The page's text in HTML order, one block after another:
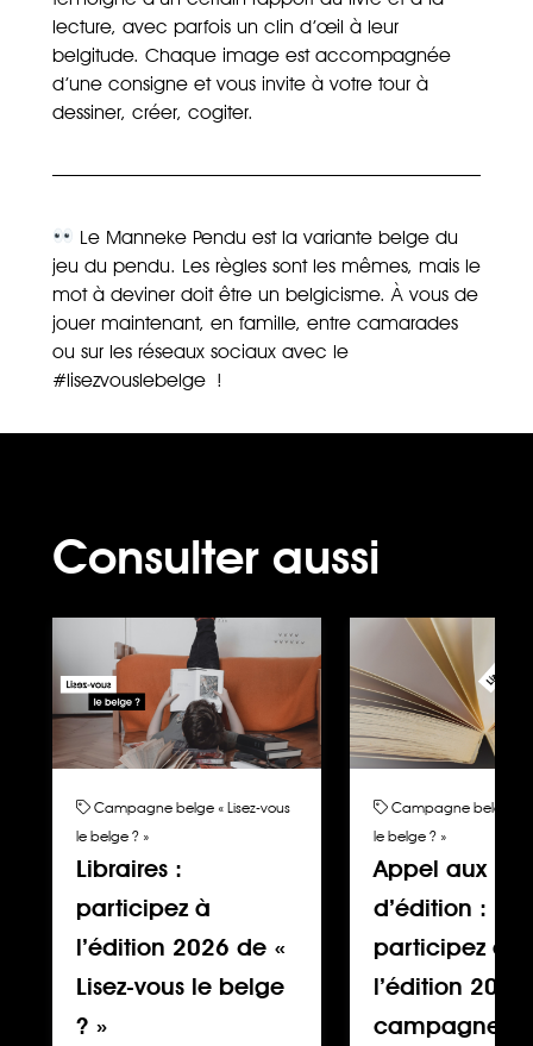
lecture, avec parfois un clin d’œil à leur
belgitude. Chaque image est accompagnée
d’une consigne et vous invite à votre tour à
dessiner, créer, cogiter.
Le Manneke Pendu est la variante belge du
jeu du pendu. Les règles sont les mêmes, mais le
mot à deviner doit être un belgicisme. À vous de
jouer maintenant, en famille, entre camarades
ou sur les réseaux sociaux avec le
#lisezvouslebelge !
Consulter aussi
Campagne belge « Lisez-vous
le belge ? »
Libraires :
participez à
l’édition 2026 de «
Lisez-vous le belge
? »
Campagne belge «
le belge ? »
Appel aux
d’édition :
participez à
l’édition
campagne «